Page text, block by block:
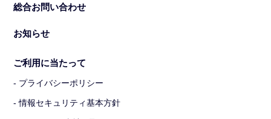
総合お問い合わせ
お知らせ
ご利用に当たって
- プライバシーポリシー
- 情報セキュリティ基本方針